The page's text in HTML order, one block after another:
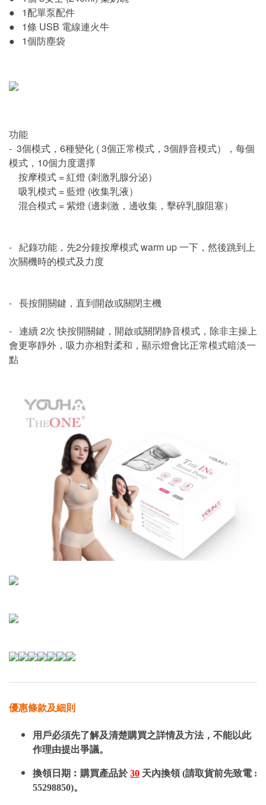
● 1配單泵配件
● 1條 USB 電線連火牛
● 1個防塵袋
功能
- 3個模式，6種變化 ( 3個正常模式，3個靜音模式），每個
模式，10個力度選擇
按摩模式 = 紅燈 (刺激乳腺分泌）
吸乳模式 = 藍燈 (收集乳液）
混合模式 = 紫燈 (邊刺激，邊收集，擊碎乳腺阻塞）
- 紀錄功能，先2分鐘按摩模式 warm up 一下，然後跳到上
次關機時的模式及力度
- 長按開關鍵，直到開啟或關閉主機
- 連續 2次 快按開關鍵，開啟或關閉静音模式，除非主操上
會更寧靜外，吸力亦相對柔和，顯示燈會比正常模式暗淡一
點
優惠條款及細則
用戶必須先了解及清楚購買之詳情及方法，不能以此
作理由提出爭議。
換領日期︰購買產品於30 天內換領 (請取貨前先致電 :
55298850)。